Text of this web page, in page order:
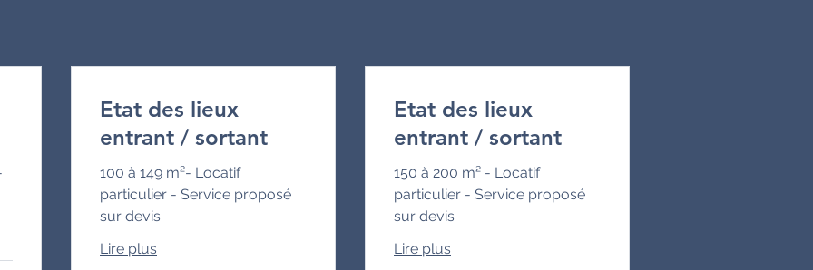
Etat des lieux
entrant / sortant
100 à 149 m²- Locatif
particulier - Service proposé
sur devis
Lire plus
Etat des lieux
entrant / sortant
150 à 200 m² - Locatif
particulier - Service proposé
sur devis
Lire plus